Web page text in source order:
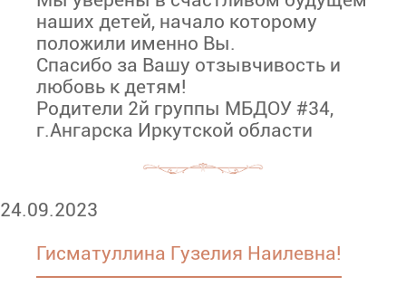
наших детей, начало которому
положили именно Вы.
Спасибо за Вашу отзывчивость и
любовь к детям!
Родители 2й группы МБДОУ #34,
г.Ангарска Иркутской области
24.09.2023
Гисматуллина Гузелия Наилевна!